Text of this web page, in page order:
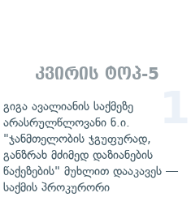
გადახედვაკვირის ტოპ-5
გიგა ავალიანის საქმეზე
არასრულწლოვანი ნ.ი.
"ჯანმთელობის ჯგუფურად,
განზრახ მძიმედ დაზიანების
წაქეზების" მუხლით დააკავეს —
საქმის პროკურორი